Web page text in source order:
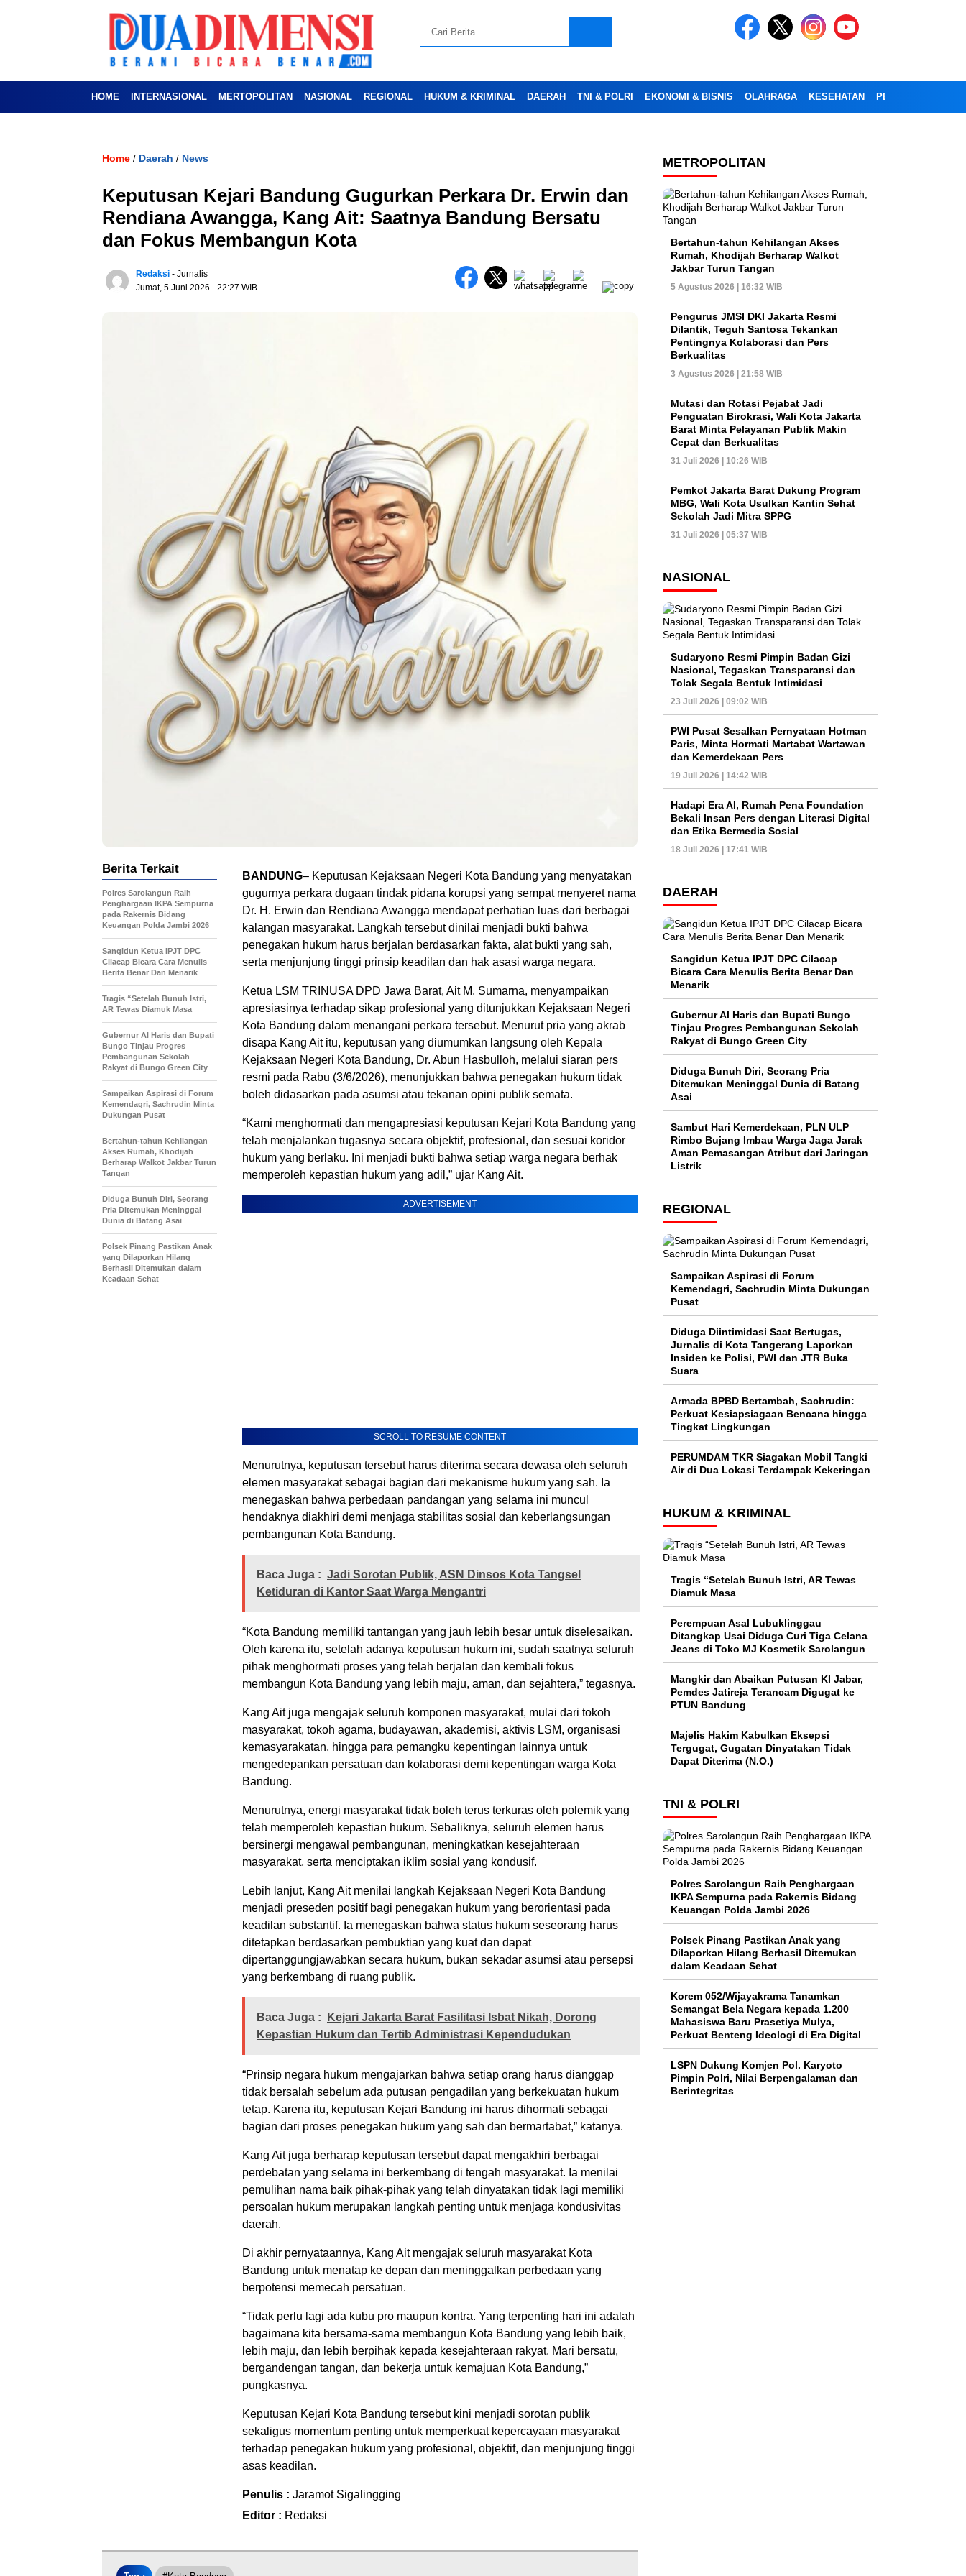
HOME INTERNASIONAL MERTOPOLITAN NASIONAL REGIONAL HUKUM & KRIMINAL DAERAH TNI & POLRI EKONOMI & BISNIS OLAHRAGA KESEHATAN PENDIDIKAN
Home / Daerah / News
Keputusan Kejari Bandung Gugurkan Perkara Dr. Erwin dan
Rendiana Awangga, Kang Ait: Saatnya Bandung Bersatu
dan Fokus Membangun Kota
Redaksi - Jurnalis
Jumat, 5 Juni 2026 - 22:27 WIB
BANDUNG– Keputusan Kejaksaan Negeri Kota Bandung yang menyatakan
gugurnya perkara dugaan tindak pidana korupsi yang sempat menyeret nama
Dr. H. Erwin dan Rendiana Awangga mendapat perhatian luas dari berbagai
kalangan masyarakat. Langkah tersebut dinilai menjadi bukti bahwa
penegakan hukum harus berjalan berdasarkan fakta, alat bukti yang sah,
serta menjunjung tinggi prinsip keadilan dan hak asasi warga negara.
Ketua LSM TRINUSA DPD Jawa Barat, Ait M. Sumarna, menyampaikan
apresiasinya terhadap sikap profesional yang ditunjukkan Kejaksaan Negeri
Kota Bandung dalam menangani perkara tersebut. Menurut pria yang akrab
disapa Kang Ait itu, keputusan yang diumumkan langsung oleh Kepala
Kejaksaan Negeri Kota Bandung, Dr. Abun Hasbulloh, melalui siaran pers
resmi pada Rabu (3/6/2026), menunjukkan bahwa penegakan hukum tidak
boleh didasarkan pada asumsi atau tekanan opini publik semata.
“Kami menghormati dan mengapresiasi keputusan Kejari Kota Bandung yang
telah menjalankan tugasnya secara objektif, profesional, dan sesuai koridor
hukum yang berlaku. Ini menjadi bukti bahwa setiap warga negara berhak
memperoleh kepastian hukum yang adil,” ujar Kang Ait.
ADVERTISEMENT
SCROLL TO RESUME CONTENT
Menurutnya, keputusan tersebut harus diterima secara dewasa oleh seluruh
elemen masyarakat sebagai bagian dari mekanisme hukum yang sah. Ia
menegaskan bahwa perbedaan pandangan yang selama ini muncul
hendaknya diakhiri demi menjaga stabilitas sosial dan keberlangsungan
pembangunan Kota Bandung.
Baca Juga : Jadi Sorotan Publik, ASN Dinsos Kota Tangsel
Ketiduran di Kantor Saat Warga Mengantri
“Kota Bandung memiliki tantangan yang jauh lebih besar untuk diselesaikan.
Oleh karena itu, setelah adanya keputusan hukum ini, sudah saatnya seluruh
pihak menghormati proses yang telah berjalan dan kembali fokus
membangun Kota Bandung yang lebih maju, aman, dan sejahtera,” tegasnya.
Kang Ait juga mengajak seluruh komponen masyarakat, mulai dari tokoh
masyarakat, tokoh agama, budayawan, akademisi, aktivis LSM, organisasi
kemasyarakatan, hingga para pemangku kepentingan lainnya untuk
mengedepankan persatuan dan kolaborasi demi kepentingan warga Kota
Bandung.
Menurutnya, energi masyarakat tidak boleh terus terkuras oleh polemik yang
telah memperoleh kepastian hukum. Sebaliknya, seluruh elemen harus
bersinergi mengawal pembangunan, meningkatkan kesejahteraan
masyarakat, serta menciptakan iklim sosial yang kondusif.
Lebih lanjut, Kang Ait menilai langkah Kejaksaan Negeri Kota Bandung
menjadi preseden positif bagi penegakan hukum yang berorientasi pada
keadilan substantif. Ia menegaskan bahwa status hukum seseorang harus
ditetapkan berdasarkan pembuktian yang kuat dan dapat
dipertanggungjawabkan secara hukum, bukan sekadar asumsi atau persepsi
yang berkembang di ruang publik.
Baca Juga :
Kejari Jakarta Barat Fasilitasi Isbat Nikah, Dorong
Kepastian Hukum dan Tertib Administrasi Kependudukan
“Prinsip negara hukum mengajarkan bahwa setiap orang harus dianggap
tidak bersalah sebelum ada putusan pengadilan yang berkekuatan hukum
tetap. Karena itu, keputusan Kejari Bandung ini harus dihormati sebagai
bagian dari proses penegakan hukum yang sah dan bermartabat,” katanya.
Kang Ait juga berharap keputusan tersebut dapat mengakhiri berbagai
perdebatan yang selama ini berkembang di tengah masyarakat. Ia menilai
pemulihan nama baik pihak-pihak yang telah dinyatakan tidak lagi memiliki
persoalan hukum merupakan langkah penting untuk menjaga kondusivitas
daerah.
Di akhir pernyataannya, Kang Ait mengajak seluruh masyarakat Kota
Bandung untuk menatap ke depan dan meninggalkan perbedaan yang
berpotensi memecah persatuan.
“Tidak perlu lagi ada kubu pro maupun kontra. Yang terpenting hari ini adalah
bagaimana kita bersama-sama membangun Kota Bandung yang lebih baik,
lebih maju, dan lebih berpihak kepada kesejahteraan rakyat. Mari bersatu,
bergandengan tangan, dan bekerja untuk kemajuan Kota Bandung,”
pungkasnya.
Keputusan Kejari Kota Bandung tersebut kini menjadi sorotan publik
sekaligus momentum penting untuk memperkuat kepercayaan masyarakat
terhadap penegakan hukum yang profesional, objektif, dan menjunjung tinggi
asas keadilan.
Penulis : Jaramot Sigalingging
Editor : Redaksi
Berita Terkait
Polres Sarolangun Raih
Penghargaan IKPA Sempurna
pada Rakernis Bidang
Keuangan Polda Jambi 2026
Sangidun Ketua IPJT DPC
Cilacap Bicara Cara Menulis
Berita Benar Dan Menarik
Tragis “Setelah Bunuh Istri,
AR Tewas Diamuk Masa
​Gubernur Al Haris dan Bupati
Bungo Tinjau Progres
Pembangunan Sekolah
Rakyat di Bungo Green City
Sampaikan Aspirasi di Forum
Kemendagri, Sachrudin Minta
Dukungan Pusat
Bertahun-tahun Kehilangan
Akses Rumah, Khodijah
Berharap Walkot Jakbar Turun
Tangan
Diduga Bunuh Diri, Seorang
Pria Ditemukan Meninggal
Dunia di Batang Asai
Polsek Pinang Pastikan Anak
yang Dilaporkan Hilang
Berhasil Ditemukan dalam
Keadaan Sehat
METROPOLITAN
Bertahun-tahun Kehilangan Akses
Rumah, Khodijah Berharap Walkot
Jakbar Turun Tangan
5 Agustus 2026 | 16:32 WIB
Pengurus JMSI DKI Jakarta Resmi
Dilantik, Teguh Santosa Tekankan
Pentingnya Kolaborasi dan Pers
Berkualitas
3 Agustus 2026 | 21:58 WIB
Mutasi dan Rotasi Pejabat Jadi
Penguatan Birokrasi, Wali Kota Jakarta
Barat Minta Pelayanan Publik Makin
Cepat dan Berkualitas
31 Juli 2026 | 10:26 WIB
Pemkot Jakarta Barat Dukung Program
MBG, Wali Kota Usulkan Kantin Sehat
Sekolah Jadi Mitra SPPG
31 Juli 2026 | 05:37 WIB
NASIONAL
Sudaryono Resmi Pimpin Badan Gizi
Nasional, Tegaskan Transparansi dan
Tolak Segala Bentuk Intimidasi
23 Juli 2026 | 09:02 WIB
PWI Pusat Sesalkan Pernyataan Hotman
Paris, Minta Hormati Martabat Wartawan
dan Kemerdekaan Pers
19 Juli 2026 | 14:42 WIB
Hadapi Era AI, Rumah Pena Foundation
Bekali Insan Pers dengan Literasi Digital
dan Etika Bermedia Sosial
18 Juli 2026 | 17:41 WIB
DAERAH
Sangidun Ketua IPJT DPC Cilacap
Bicara Cara Menulis Berita Benar Dan
Menarik
​Gubernur Al Haris dan Bupati Bungo
Tinjau Progres Pembangunan Sekolah
Rakyat di Bungo Green City
Diduga Bunuh Diri, Seorang Pria
Ditemukan Meninggal Dunia di Batang
Asai
Sambut Hari Kemerdekaan, PLN ULP
Rimbo Bujang Imbau Warga Jaga Jarak
Aman Pemasangan Atribut dari Jaringan
Listrik​
REGIONAL
Sampaikan Aspirasi di Forum
Kemendagri, Sachrudin Minta Dukungan
Pusat
Diduga Diintimidasi Saat Bertugas,
Jurnalis di Kota Tangerang Laporkan
Insiden ke Polisi, PWI dan JTR Buka
Suara
Armada BPBD Bertambah, Sachrudin:
Perkuat Kesiapsiagaan Bencana hingga
Tingkat Lingkungan
PERUMDAM TKR Siagakan Mobil Tangki
Air di Dua Lokasi Terdampak Kekeringan
HUKUM & KRIMINAL
Tragis “Setelah Bunuh Istri, AR Tewas
Diamuk Masa
Perempuan Asal Lubuklinggau
Ditangkap Usai Diduga Curi Tiga Celana
Jeans di Toko MJ Kosmetik Sarolangun
Mangkir dan Abaikan Putusan KI Jabar,
Pemdes Jatireja Terancam Digugat ke
PTUN Bandung
Majelis Hakim Kabulkan Eksepsi
Tergugat, Gugatan Dinyatakan Tidak
Dapat Diterima (N.O.)
TNI & POLRI
Polres Sarolangun Raih Penghargaan
IKPA Sempurna pada Rakernis Bidang
Keuangan Polda Jambi 2026
Polsek Pinang Pastikan Anak yang
Dilaporkan Hilang Berhasil Ditemukan
dalam Keadaan Sehat
Korem 052/Wijayakrama Tanamkan
Semangat Bela Negara kepada 1.200
Mahasiswa Baru Prasetiya Mulya,
Perkuat Benteng Ideologi di Era Digital
LSPN Dukung Komjen Pol. Karyoto
Pimpin Polri, Nilai Berpengalaman dan
Berintegritas